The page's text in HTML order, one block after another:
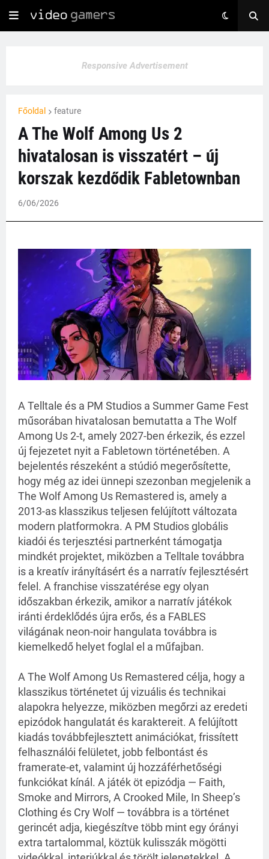
Responsive Advertisement
Főoldal feature
A The Wolf Among Us 2
hivatalosan is visszatért – új
korszak kezdődik Fabletownban
6/06/2026
A Telltale és a PM Studios a Summer Game Fest
műsorában hivatalosan bemutatta a The Wolf
Among Us 2-t, amely 2027-ben érkezik, és ezzel
új fejezetet nyit a Fabletown történetében. A
bejelentés részeként a stúdió megerősítette,
hogy még az idei ünnepi szezonban megjelenik a
The Wolf Among Us Remastered is, amely a
2013-as klasszikus teljesen felújított változata
modern platformokra. A PM Studios globális
kiadói és terjesztési partnerként támogatja
mindkét projektet, miközben a Telltale továbbra
is a kreatív irányításért és a narratív fejlesztésért
felel. A franchise visszatérése egy olyan
időszakban érkezik, amikor a narratív játékok
iránti érdeklődés újra erős, és a FABLES
világának neon-noir hangulata továbbra is
kiemelkedő helyet foglal el a műfajban.
A The Wolf Among Us Remastered célja, hogy a
klasszikus történetet új vizuális és technikai
alapokra helyezze, miközben megőrzi az eredeti
epizódok hangulatát és karaktereit. A felújított
kiadás továbbfejlesztett animációkat, frissített
felhasználói felületet, jobb felbontást és
framerate-et, valamint új hozzáférhetőségi
funkciókat kínál. A játék öt epizódja — Faith,
Smoke and Mirrors, A Crooked Mile, In Sheep’s
Clothing és Cry Wolf — továbbra is a történet
gerincét adja, kiegészítve több mint egy órányi
extra tartalommal, köztük kulisszák mögötti